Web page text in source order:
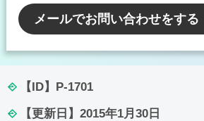
メールでお問い合わせをする
【ID】 P-1701
【更新日】 2015年1月30日